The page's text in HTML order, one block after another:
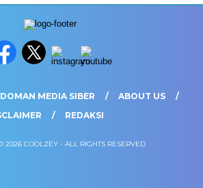
MEDIA SIBER
ABOUT US
REDAKSI
2026 COOLZEY - ALL RIGHTS RESERVED